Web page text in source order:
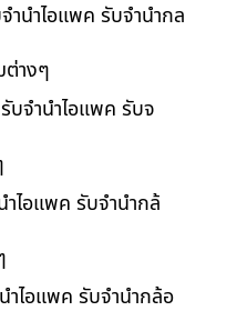
นำไอแพค รับจำนำกล
ต่างๆ
บจำนำไอแพค รับจ
ไอแพค รับจำนำกล้
ำไอแพค รับจำนำกล้อ